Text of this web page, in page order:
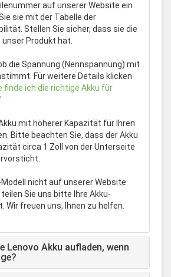
auf unserer Website ein
sie mit der Tabelle der
Stellen Sie sicher, dass sie die
Produkt hat.
die Spannung (Nennspannung) mit
Für weitere Details klicken
finde ich die richtige Akku für
mit höherer Kapazität für Ihren
Bitte beachten Sie, dass der Akku
circa 1 Zoll von der Unterseite
nicht auf unserer Website
Sie uns bitte Ihre Akku-
Wir freuen uns, Ihnen zu helfen.
Lenovo Akku aufladen, wenn